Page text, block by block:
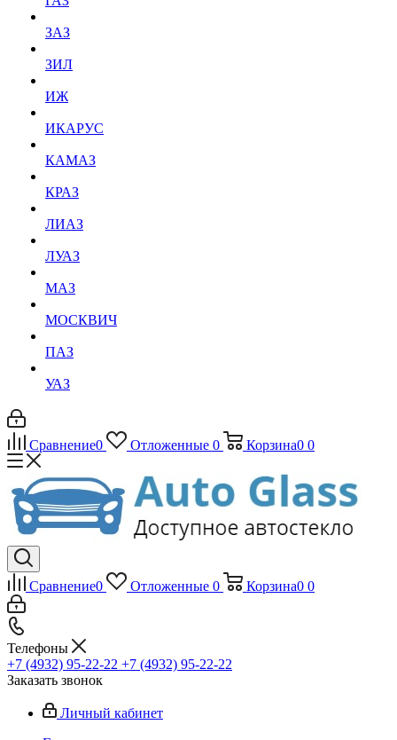
ЗАЗ
ЗИЛ
ИЖ
ИКАРУС
КАМАЗ
КРАЗ
ЛИАЗ
ЛУАЗ
МАЗ
МОСКВИЧ
ПАЗ
УАЗ
Сравнение0 Отложенные 0 Корзина0 0
Сравнение0 Отложенные 0 Корзина0 0
Телефоны
+7 (4932) 95-22-22 +7 (4932) 95-22-22
Заказать звонок
Личный кабинет